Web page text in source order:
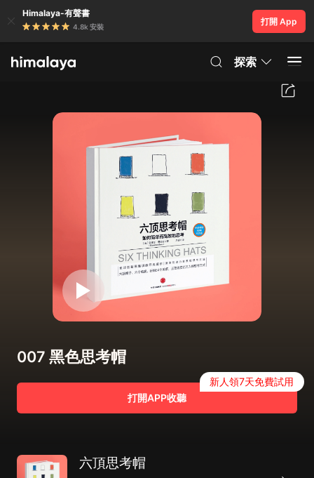
Himalaya-有聲書
4.8k 安裝
打開 App
探索
007 黑色思考帽
打開APP收聽
新人領7天免費試用
六頂思考帽